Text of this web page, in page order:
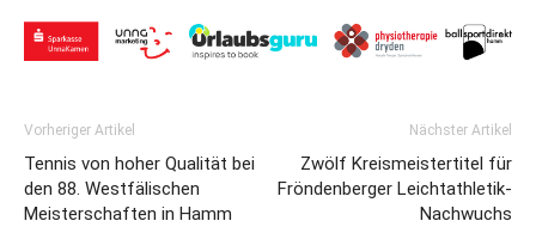
Vorheriger Artikel
Tennis von hoher Qualität bei
den 88. Westfälischen
Meisterschaften in Hamm
Nächster Artikel
Zwölf Kreismeistertitel für
Fröndenberger Leichtathletik-
Nachwuchs